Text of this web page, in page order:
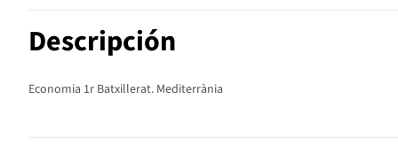
Descripción
Economia 1r Batxillerat. Mediterrània